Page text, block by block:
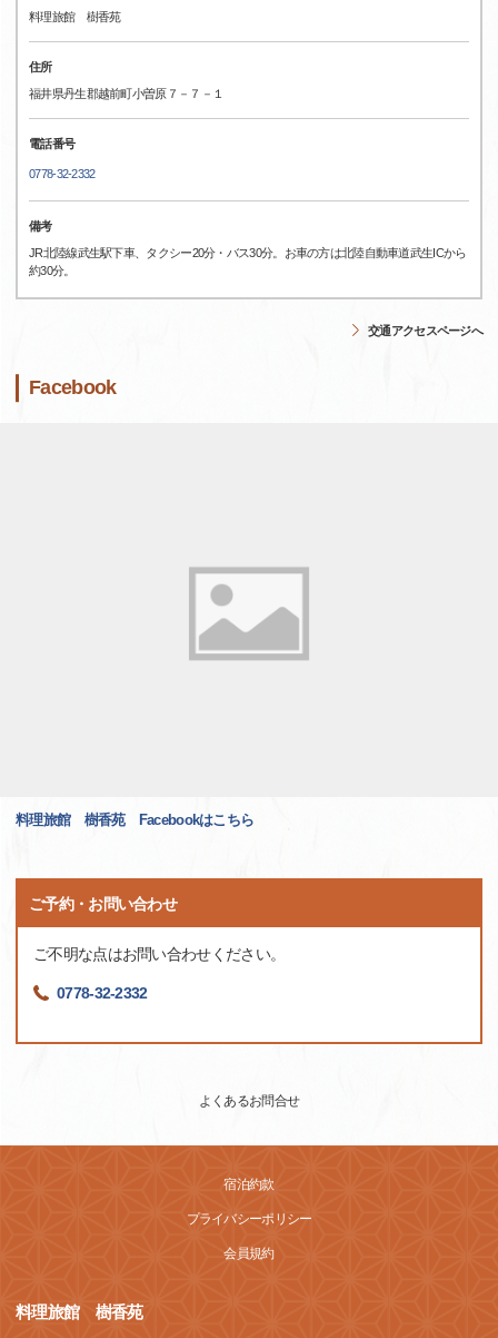
料理旅館 樹香苑
住所
福井県丹生郡越前町小曽原７－７－１
電話番号
0778-32-2332
備考
JR北陸線武生駅下車、タクシー20分・バス30分。お車の方は北陸自動車道武生ICから
約30分。
交通アクセスページへ
Facebook
料理旅館 樹香苑 Facebookはこちら
ご予約・お問い合わせ
ご不明な点はお問い合わせください。
0778-32-2332
よくあるお問合せ
宿泊約款
プライバシーポリシー
会員規約
料理旅館 樹香苑